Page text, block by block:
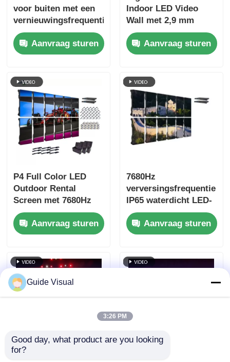
voor buiten met een
vernieuwingsfrequentie
van 7680 Hz,
kleurendisplay en
IP65-bescherming
podiumevenementen
Aanvraag sturen
Indoor LED Video
Wall met 2,9 mm
Pixel Pitch 3840 Hz
Refresh Rate en
4500cd/sqm
Aanvraag sturen
P4 Full Color LED
Outdoor Rental
Screen met 7680Hz
verversingsfrequentie
en IP65 waterdicht
voor HD Video Wall
Aanvraag sturen
7680Hz
verversingsfrequentie
IP65 waterdicht LED-
videomuur met
gegoten
aluminiumkas voor
evenementen
Aanvraag sturen
Guide Visual
3:26 PM
Good day, what product are you looking
for?